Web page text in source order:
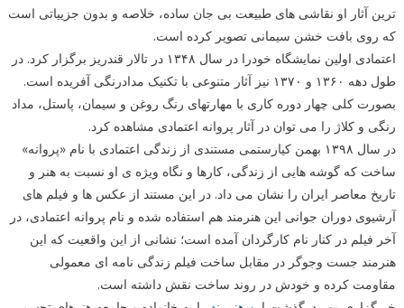
ترین آثار او نقاشی های طبیعت بی جان ساده، خلاصه و بدون جزییاتی است
که روی بافت خشن سیمانی تصویر کرده است.
اعتمادی اولین نمایشگاه خودرا در سال ۱۳۴۸ در تالار قندریز برگزار کرد. در
طول دهه ۱۳۶۰ و ۱۳۷۰ نیز آثار متنوعی با تکنیک مدادرنگی آفریده است.
بصورت کلی چهار دوره کاری با مهارتهای رنگ روغن و سیمان، پاستل، مداد
رنگی و کلاژ را می توان در آثار پروانه اعتمادی مشاهده کرد.
در سال ۱۳۹۸ بهمن کیارستمی مستندی از زندگی اعتمادی با نام «پروانه»
ساخت که گوشه هایی از زندگی، کارها و نگاه ویژه ی او نسبت به هنر و
تاریخ معاصر ایران را نشان می داد. در این مستند از عکس ها و فیلم های
آرشیوی دوران جوانی این هنرمند هم استفاده شده و نام پروانه اعتمادی، در
آخر فیلم در کنار نام کارگردان آمده است؛ نشانی از این واقعیت که این
هنرمند جست وجوگر در مقابل ساخت فیلم زندگی نامه ای معمولی
مقاومت کرده و خودش در روند ساخت نقش داشته است.